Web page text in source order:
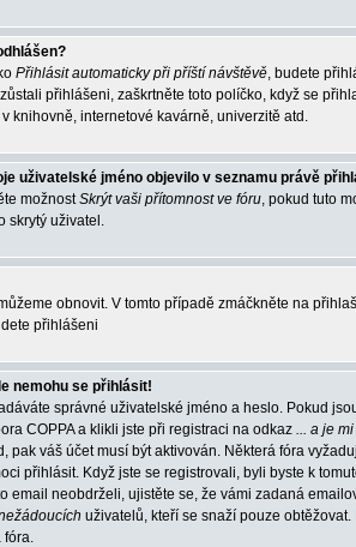
Přihlásit automaticky při příští návštěvě, budete
přihlášeni, zaškrtněte toto políčko, když se
knihovně, internetové kavárně, univerzitě atd.
uživatelské jméno objevilo v seznamu právě
možnostSkrýt vaši přítomnost ve fóru, pokud tuto
skrytý uživatel.
obnovit. V tomto případě zmáčkněte na
přihlášeni
nemohu se přihlásit!
správné uživatelské jméno a heslo. Pokud
COPPA a klikli jste při registraci na odkaz ... a je
pak váš účet musí být aktivován. Některá fóra
přihlásit. Když jste se registrovali, byli byste k
email neobdrželi, ujistěte se, že vámi zadaná
uživatelů, kteří se snaží pouze
fóra.